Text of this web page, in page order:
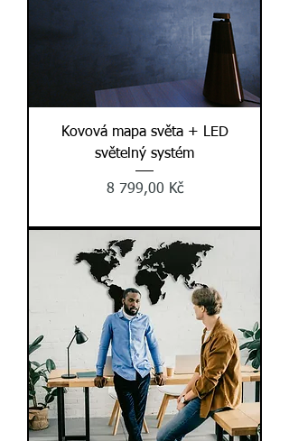
Kovová mapa světa + LED
světelný systém
Cena
8 799,00 Kč